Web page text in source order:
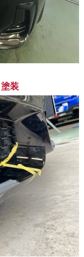
装